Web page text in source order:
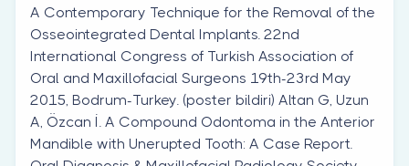
A Contemporary Technique for the Removal of the
Osseointegrated Dental Implants. 22nd
International Congress of Turkish Association of
Oral and Maxillofacial Surgeons 19th-23rd May
2015, Bodrum-Turkey. (poster bildiri) Altan G, Uzun
A, Özcan İ. A Compound Odontoma in the Anterior
Mandible with Unerupted Tooth: A Case Report.